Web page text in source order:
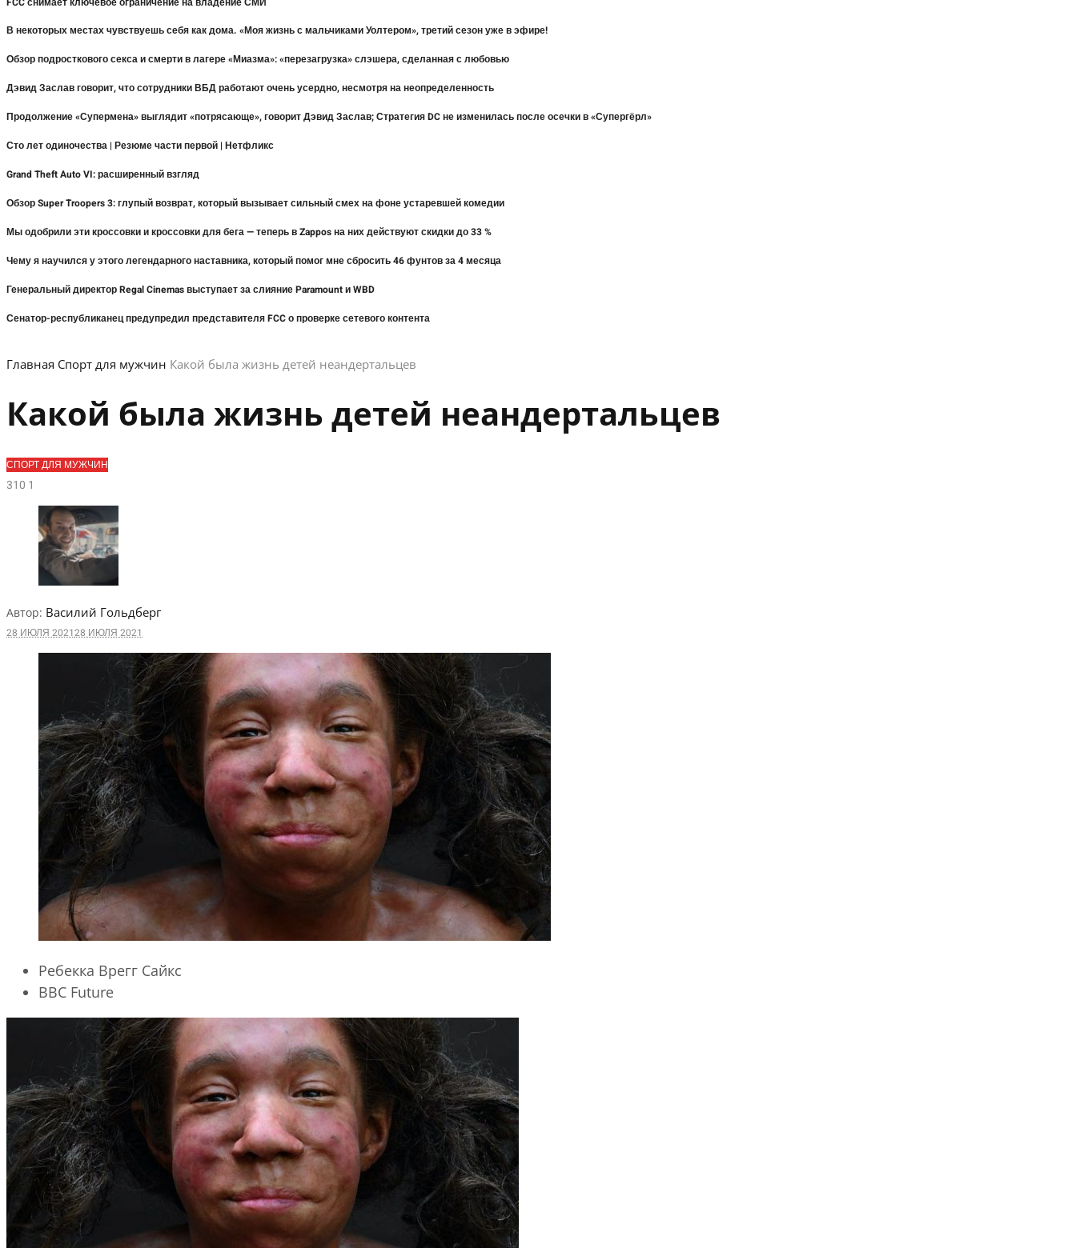
В некоторых местах чувствуешь себя как дома. «Моя жизнь с мальчиками Уолтером», третий сезон уже в эфире!
Обзор подросткового секса и смерти в лагере «Миазма»: «перезагрузка» слэшера, сделанная с любовью
Дэвид Заслав говорит, что сотрудники ВБД работают очень усердно, несмотря на неопределенность
Продолжение «Супермена» выглядит «потрясающе», говорит Дэвид Заслав; Стратегия DC не изменилась после осечки в «Супергёрл»
Сто лет одиночества | Резюме части первой | Нетфликс
Grand Theft Auto VI: расширенный взгляд
Обзор Super Troopers 3: глупый возврат, который вызывает сильный смех на фоне устаревшей комедии
Мы одобрили эти кроссовки и кроссовки для бега — теперь в Zappos на них действуют скидки до 33 %
Чему я научился у этого легендарного наставника, который помог мне сбросить 46 фунтов за 4 месяца
Генеральный директор Regal Cinemas выступает за слияние Paramount и WBD
Сенатор-республиканец предупредил представителя FCC о проверке сетевого контента
Главная Спорт для мужчин Какой была жизнь детей неандертальцев
Какой была жизнь детей неандертальцев
СПОРТ ДЛЯ МУЖЧИН
310 1
Автор: Василий Гольдберг
28 ИЮЛЯ 202128 ИЮЛЯ 2021
Ребекка Врегг Сайкс
BBC Future